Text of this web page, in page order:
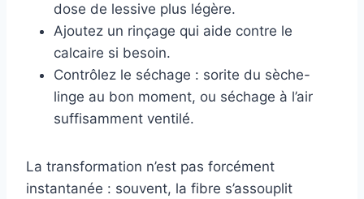
dose de lessive plus légère.
Ajoutez un rinçage qui aide contre le
calcaire si besoin.
Contrôlez le séchage : sorite du sèche-
linge au bon moment, ou séchage à l’air
suffisamment ventilé.
La transformation n’est pas forcément
instantanée : souvent, la fibre s’assouplit